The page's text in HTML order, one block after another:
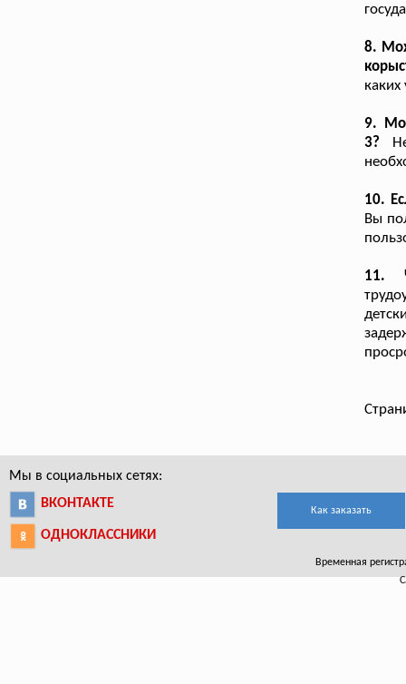
8.
9.
3?
10.
Вы
11.
Мы в социальных сетях:
ВКОНТАКТЕ
ОДНОКЛАССНИКИ
Как заказать
Временная